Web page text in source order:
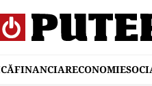
FINANCIARECONOMIE